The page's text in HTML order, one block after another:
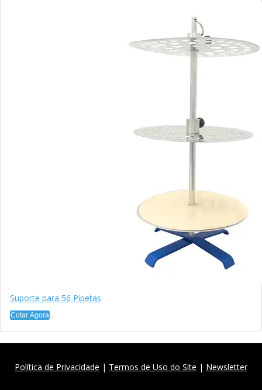
Suporte para 56 Pipetas
Cotar Agora
Política de Privacidade | Termos de Uso do Site | Newsletter